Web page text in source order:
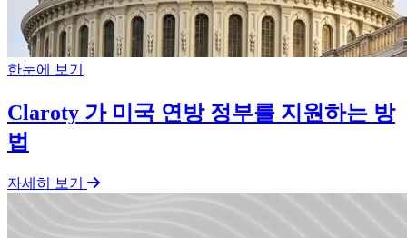
한눈에 보기
Claroty 가 미국 연방 정부를 지원하는 방
법
자세히 보기